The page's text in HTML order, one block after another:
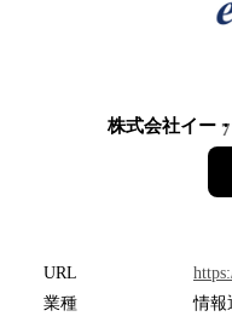
株式会社イー 7
URL
業種
情報